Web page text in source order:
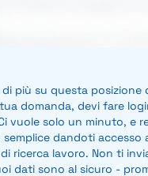
dimensionale con
micrometro, ecc.).
di più su questa posizione
domanda, devi fare
vuole solo un minuto, e
dandoti accesso
ricerca lavoro. Non ti
dati sono al sicuro -